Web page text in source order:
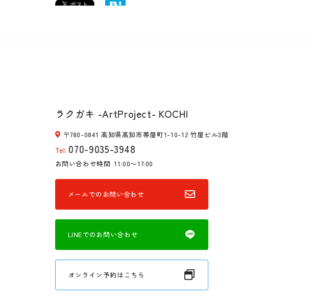
ラクガキ -ArtProject- KOCHI
〒780-0841 高知県高知市帯屋町1-10-12 竹屋ビル3階
Tel. 070-9035-3948
お問い合わせ時間 11:00〜17:00
メールでのお問い合わせ
LINEでのお問い合わせ
オンライン予約はこちら